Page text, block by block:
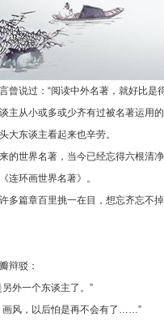
曾说过：“阅读中外名著，就好比是
主从小或多或少齐有过被名著运用的
大东谈主看起来也辛劳。
的世界名著，当今已经忘得六根清净
连环画世界名著》。
多篇章百里挑一在目，想忘齐忘不掉
辩驳：
外一个东谈主了。”
画风，以后怕是再不会有了……”